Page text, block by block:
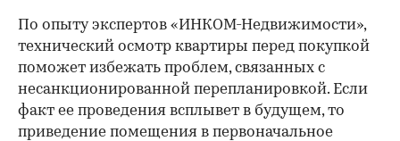
По опыту экспертов «ИНКОМ-Недвижимости»,
технический осмотр квартиры перед покупкой
поможет избежать проблем, связанных с
несанкционированной перепланировкой. Если
факт ее проведения всплывет в будущем, то
приведение помещения в первоначальное